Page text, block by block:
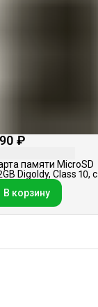
₽
памяти MicroSD
Digoldy, Class 10, с
В корзину